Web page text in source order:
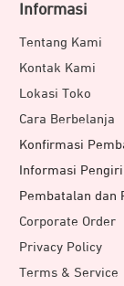
Informasi
Tentang Kami
Kontak Kami
Lokasi Toko
Cara Berbelanja
Konfirmasi
Informasi
Pembatalan dan
Corporate Order
Privacy Policy
Terms & Service